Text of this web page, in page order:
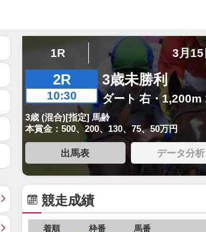
1R 3月15
2R
10:30
3歳未勝利
ダート 右・1,200m
3歳 (混合)[指定] 馬齢
本賞金：500、200、130、75、50万円
出馬表 データ分析
競走成績
着順 枠番 馬番